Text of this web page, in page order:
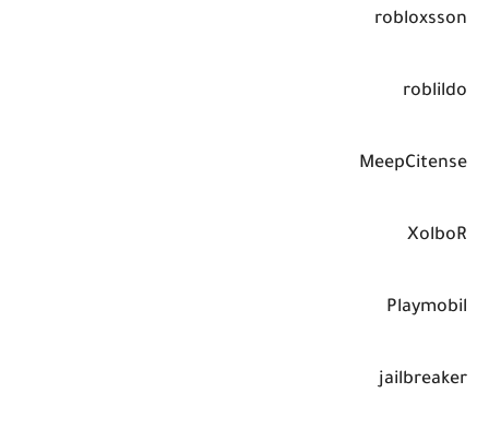
robloxsson
roblildo
MeepCitense
XolboR
Playmobil
jailbreaker